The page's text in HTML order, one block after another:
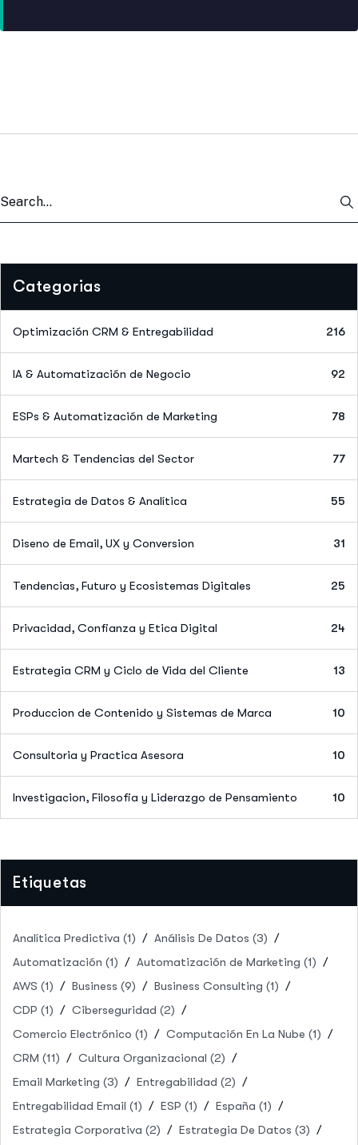
Categorias
Optimización CRM & Entregabilidad 216
IA & Automatización de Negocio 92
ESPs & Automatización de Marketing 78
Martech & Tendencias del Sector 77
Estrategia de Datos & Analítica 55
Diseno de Email, UX y Conversion 31
Tendencias, Futuro y Ecosistemas Digitales 25
Privacidad, Confianza y Etica Digital 24
Estrategia CRM y Ciclo de Vida del Cliente 13
Produccion de Contenido y Sistemas de Marca 10
Consultoria y Practica Asesora 10
Investigacion, Filosofia y Liderazgo de Pensamiento 10
Etiquetas
Analítica Predictiva (1) Análisis De Datos (3)
Automatización (1) Automatización de Marketing (1)
AWS (1) Business (9) Business Consulting (1)
CDP (1) Ciberseguridad (2)
Comercio Electrónico (1) Computación En La Nube (1)
CRM (11) Cultura Organizacional (2)
Email Marketing (3) Entregabilidad (2)
Entregabilidad Email (1) ESP (1) España (1)
Estrategia Corporativa (2) Estrategia De Datos (3)